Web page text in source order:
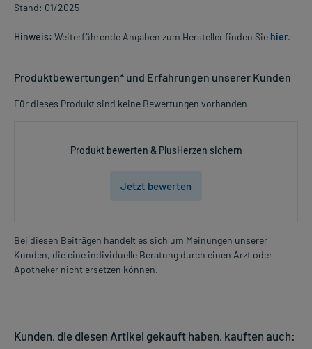
Stand: 01/2025
Hinweis: Weiterführende Angaben zum Hersteller finden Sie hier.
Produktbewertungen* und Erfahrungen unserer Kunden
Für dieses Produkt sind keine Bewertungen vorhanden
Produkt bewerten & PlusHerzen sichern
Jetzt bewerten
Bei diesen Beiträgen handelt es sich um Meinungen unserer
Kunden, die eine individuelle Beratung durch einen Arzt oder
Apotheker nicht ersetzen können.
Kunden, die diesen Artikel gekauft haben, kauften auch: